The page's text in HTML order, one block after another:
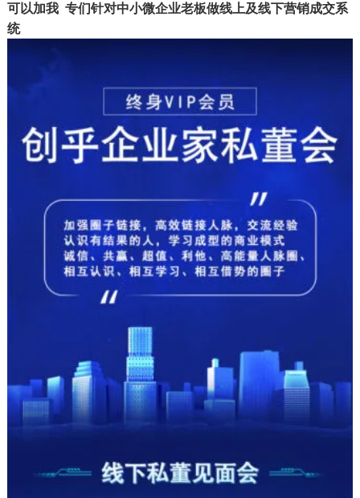
可以加我 专们针对中小微企业老板做线上及线下营销成交系
统